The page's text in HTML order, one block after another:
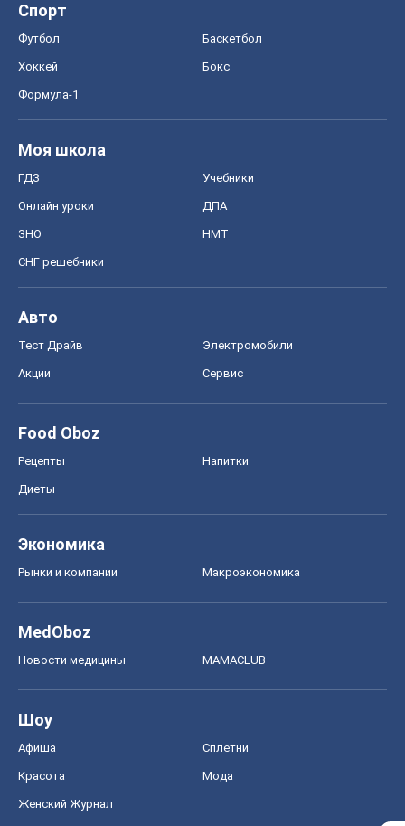
Спорт
Футбол Баскетбол
Хоккей Бокс
Формула-1
Моя школа
ГДЗ Учебники
Онлайн уроки ДПА
ЗНО НМТ
СНГ решебники
Авто
Тест Драйв Электромобили
Акции Сервис
Food Oboz
Рецепты Напитки
Диеты
Экономика
Рынки и компании Mакроэкономика
MedOboz
Новости медицины MAMACLUB
Шоу
Афиша Сплетни
Красота Мода
Женский Журнал